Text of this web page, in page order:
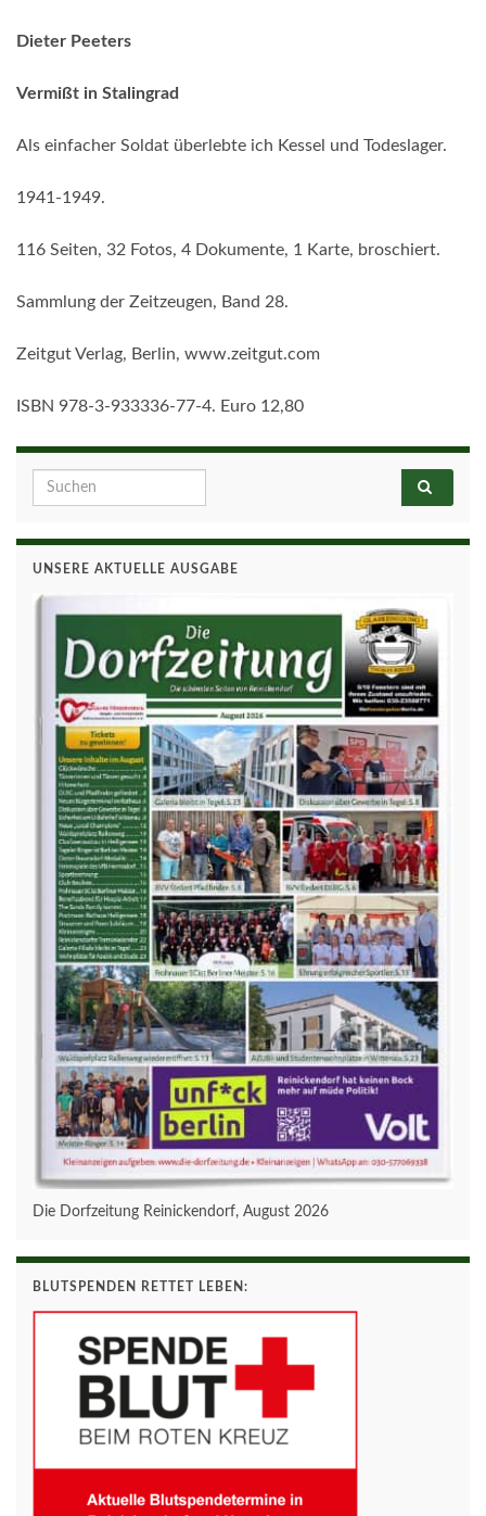
Dieter Peeters
Vermißt in Stalingrad
Als einfacher Soldat überlebte ich Kessel und Todeslager.
1941-1949.
116 Seiten, 32 Fotos, 4 Dokumente, 1 Karte, broschiert.
Sammlung der Zeitzeugen, Band 28.
Zeitgut Verlag, Berlin, www.zeitgut.com
ISBN 978-3-933336-77-4. Euro 12,80
Search for:
UNSERE AKTUELLE AUSGABE
Die Dorfzeitung Reinickendorf, August 2026
BLUTSPENDEN RETTET LEBEN: